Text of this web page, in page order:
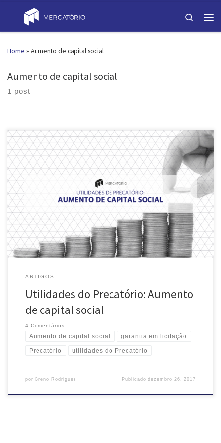
Skip to content
Search
Home » Aumento de capital social
Aumento de capital social
1 post
Você, como interessado no mercado de Precatórios, já parou para
pensar nas inúmeras possibilidades? Como falamos anteriormente
neste blog, o Precatório tem muitas utilidades. O Precatório é um
bom investimento financeiro, pode ser usado para a compensação de
tributos em atraso, e ainda utilizado para evitar a penhora de bens
[…]
ARTIGOS
Utilidades do Precatório: Aumento
de capital social
4 Comentários
Aumento de capital social garantia em licitação
Precatório utilidades do Precatório
por Breno Rodrigues Publicadodezembro 26, 2017